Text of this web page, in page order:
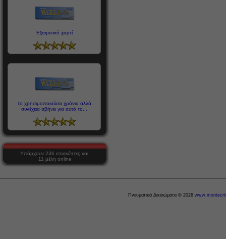
Εξαιρετικό χαρτί
το χρησιμοποιούσα χρόνια αλλά
συνέχεια σβήνει για αυτό το...
Υπάρχουν 236 επισκέπτες και
11 μέλη online
Πνευματικά Δικαιώματα © 2026